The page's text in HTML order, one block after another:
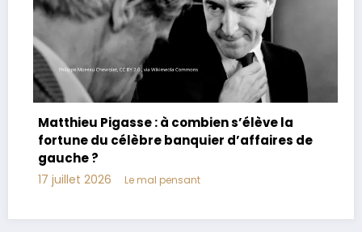
Joachim Le Floch-Imad : biographie, âge,
parents, vie privée
17 juillet 2026